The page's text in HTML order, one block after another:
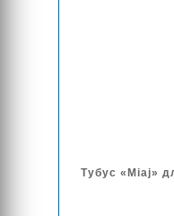
Тубус «Miaj»